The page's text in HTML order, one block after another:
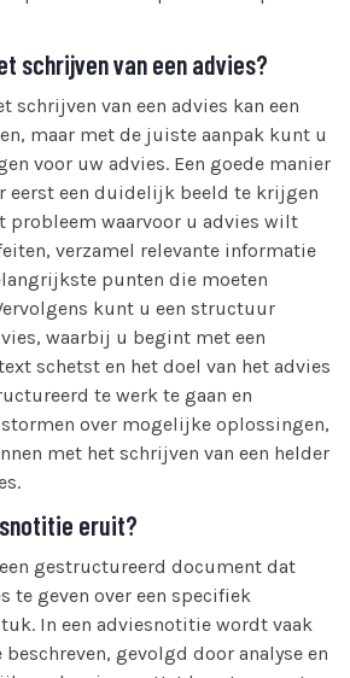
schrijven van een advies?
schrijven van een advies kan een
maar met de juiste aanpak kunt u
voor uw advies. Een goede manier
eerst een duidelijk beeld te krijgen
probleem waarvoor u advies wilt
verzamel relevante informatie
punten die moeten
kunt u een structuur
waarbij u begint met een
schetst en het doel van het advies
te werk te gaan en
over mogelijke oplossingen,
met het schrijven van een helder
eruit?
gestructureerd document dat
te geven over een specifiek
In een adviesnotitie wordt vaak
gevolgd door analyse en